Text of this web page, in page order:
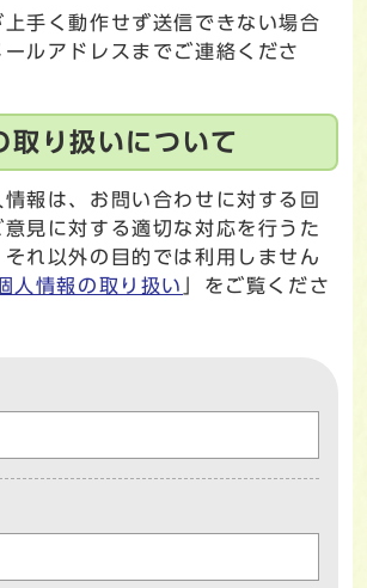
上手く動作せず送信できない場合
ールアドレスまでご連絡くださ
取り扱いについて
報は、お問い合わせに対する回
見に対する適切な対応を行うた
れ以外の目的では利用しません
人情報の取り扱い
」をご覧くださ